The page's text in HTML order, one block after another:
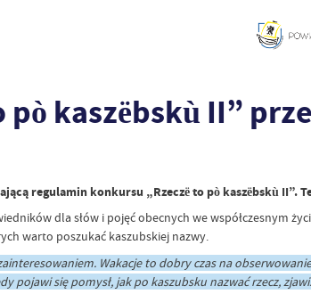
pò kaszëbskù II”
regulamin konkursu „Rzeczë to pò kaszëbskù II”.
dla słów i pojęć obecnych we współczesnym
warto poszukać kaszubskiej nazwy.
Wakacje to dobry czas na
pojawi się pomysł, jak po kaszubsku nazwać rzecz,